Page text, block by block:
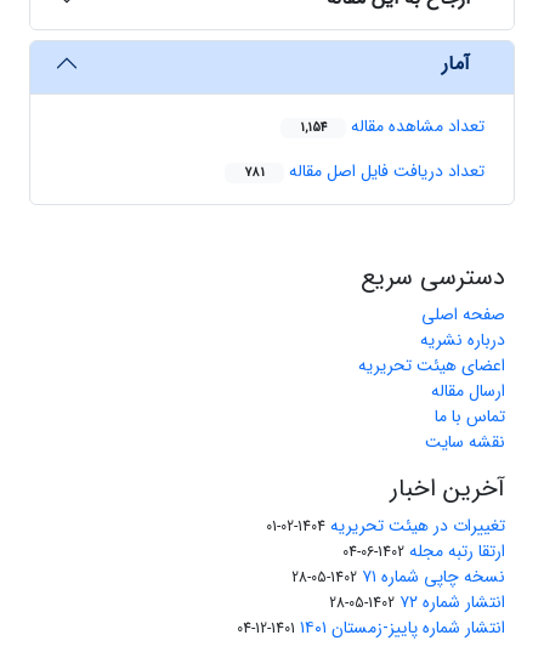
آمار
تعداد مشاهده مقاله 1,154
تعداد دریافت فایل اصل مقاله 781
دسترسی سریع
صفحه اصلی
درباره نشریه
اعضای هیئت تحریریه
ارسال مقاله
تماس با ما
نقشه سایت
آخرین اخبار
تغییرات در هیئت تحریریه 1404-02-01
ارتقا رتبه مجله 1402-06-04
نسخه چاپی شماره ۷۱ 1402-05-28
انتشار شماره ۷۲ 1402-05-28
انتشار شماره پاییز-زمستان ۱۴۰۱ 1401-12-04